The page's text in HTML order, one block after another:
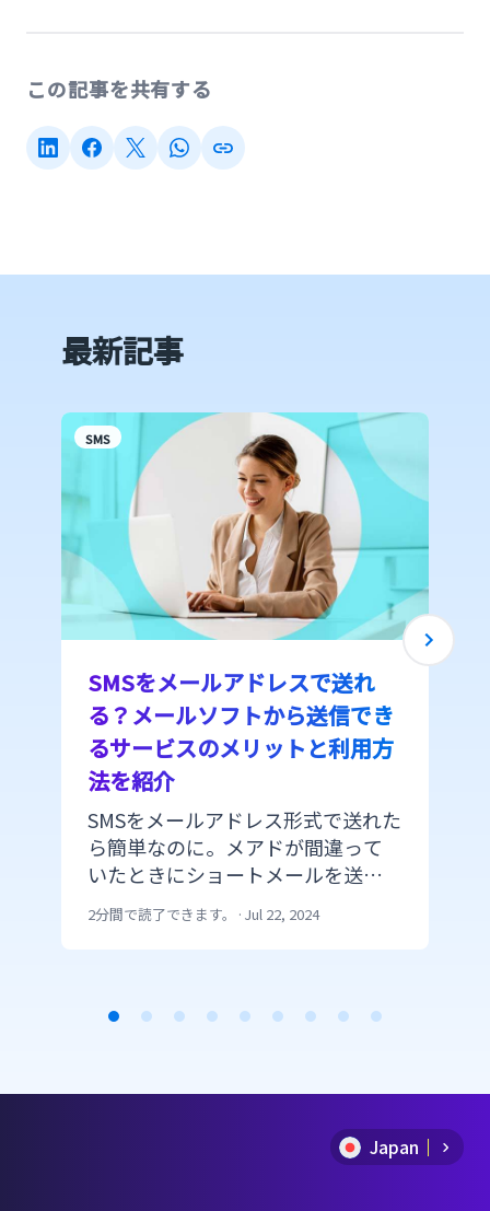
この記事を共有する
最新記事
SMS
SMSをメールアドレスで送れ
る？メールソフトから送信でき
るサービスのメリットと利用方
法を紹介
SMSをメールアドレス形式で送れた
ら簡単なのに。メアドが間違って
いたときにショートメールを送り
たい。 そんなときにGoogleの
Gmail、WindowsのOutlook、
は便利ですよね。 今回はふだん利
ービス、MailSMSを使用したSMSの
スはCM.comでアカウントを開設
2分間で読了できます。 · Jul 22, 2024
1
Japan